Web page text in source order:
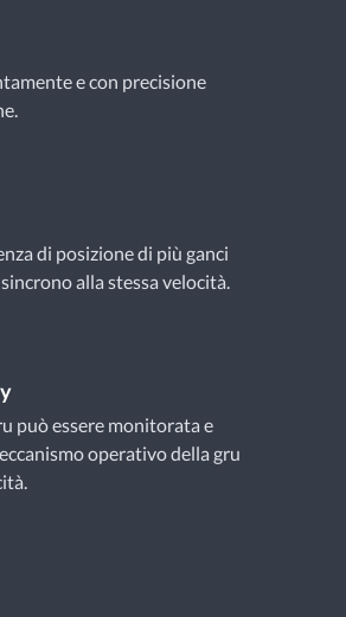
e con precisione
di posizione di più ganci
alla stessa velocità.
può essere monitorata e
operativo della gru